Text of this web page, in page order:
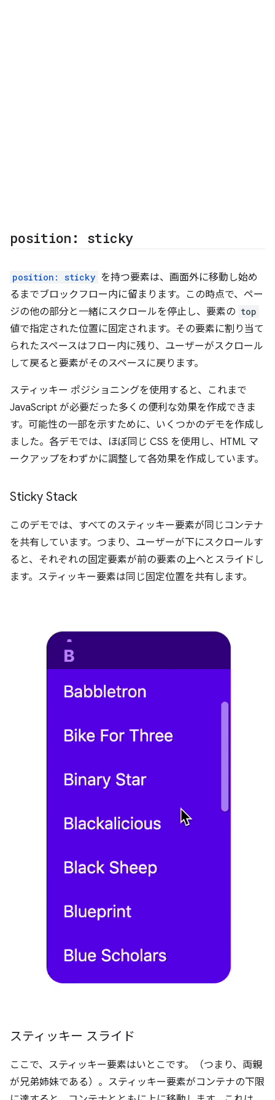
position: sticky
position: sticky を持つ要素は、画面外に移動し始め
るまでブロックフロー内に留まります。この時点で、ペー
ジの他の部分と一緒にスクロールを停止し、要素の top
値で指定された位置に固定されます。その要素に割り当て
られたスペースはフロー内に残り、ユーザーがスクロール
して戻ると要素がそのスペースに戻ります。
スティッキー ポジショニングを使用すると、これまで
JavaScript が必要だった多くの便利な効果を作成できま
す。可能性の一部を示すために、いくつかのデモを作成し
ました。各デモでは、ほぼ同じ CSS を使用し、HTML マ
ークアップをわずかに調整して各効果を作成しています。
Sticky Stack
このデモでは、すべてのスティッキー要素が同じコンテナ
を共有しています。つまり、ユーザーが下にスクロールす
ると、それぞれの固定要素が前の要素の上へとスライドし
ます。スティッキー要素は同じ固定位置を共有します。
スティッキー スライド
ここで、スティッキー要素はいとこです。（つまり、両親
が兄弟姉妹である）。スティッキー要素がコンテナの下限